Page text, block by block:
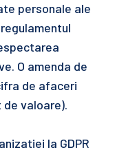
personale ale
O amenda de
de afaceri
valoare).
la GDPR